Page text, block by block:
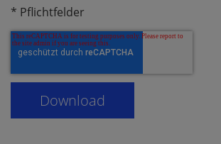
* Pflichtfelder